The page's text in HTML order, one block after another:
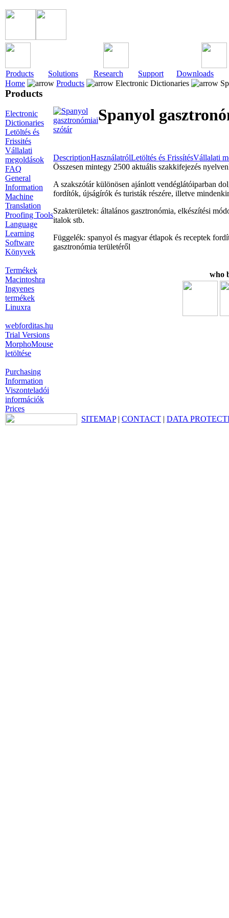
Products Solutions Research Support
Downloads
Home
Products Electronic Dictionaries
Products
Electronic
Dictionaries
Letöltés és
Frissités
Vállalati
megoldások
FAQ
General
Information
Machine
Translation
Proofing Tools
Language
Learning
Software
Könyvek
Termékek
Macintoshra
Ingyenes
termékek
Linuxra
webforditas.hu
Trial Versions
MorphoMouse
letöltése
Purchasing
Information
Viszonteladói
információk
Prices
Spanyol
DescriptionHasználatrólLetöltés és FrissítésVállalati
Összesen mintegy 2500 aktuális szakkifejezés
A szakszótár különösen ajánlott vendéglátóiparban
fordítók, újságírók és turisták részére, illetve
Szakterületek: általános gasztronómia, elkészítési
italok stb.
Függelék: spanyol és magyar étlapok és receptek
gasztronómia területéről
who
SITEMAP| CONTACT | DATA